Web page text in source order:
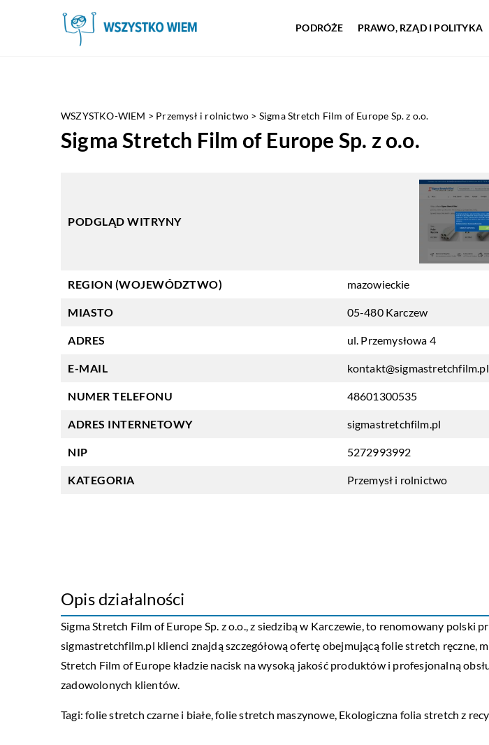
PODRÓŻE PRAWO, RZĄD I POLITYKA
WSZYSTKO-WIEM > Przemysł i rolnictwo > Sigma Stretch Film of Europe Sp. z o.o.
Sigma Stretch Film of Europe Sp. z o.o.
PODGLĄD WITRYNY
REGION (WOJEWÓDZTWO) mazowieckie
MIASTO 05-480 Karczew
ADRES ul. Przemysłowa 4
E-MAIL kontakt@sigmastretchfilm.pl
NUMER TELEFONU 48601300535
ADRES INTERNETOWY sigmastretchfilm.pl
NIP 5272993992
KATEGORIA Przemysł i rolnictwo
Opis działalności
Sigma Stretch Film of Europe Sp. z o.o., z siedzibą w Karczewie, to renomowany
sigmastretchfilm.pl klienci znajdą szczegółową ofertę obejmującą folie stretch ręczne,
Stretch Film of Europe kładzie nacisk na wysoką jakość produktów i profesjonalną
zadowolonych klientów.
Tagi: folie stretch czarne i białe, folie stretch maszynowe, Ekologiczna folia stretch z